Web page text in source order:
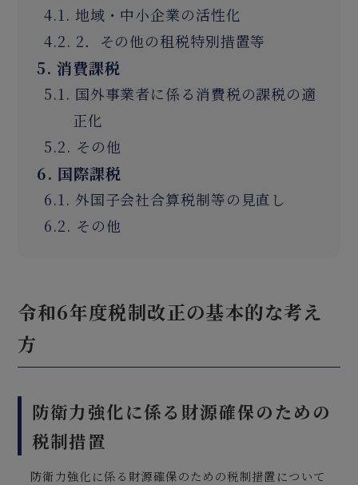
4.1. 地域・中小企業の活性化
4.2. 2．その他の租税特別措置等
5. 消費課税
5.1. 国外事業者に係る消費税の課税の適
正化
5.2. その他
6. 国際課税
6.1. 外国子会社合算税制等の見直し
6.2. その他
令和6年度税制改正の基本的な考え
方
防衛力強化に係る財源確保のための
税制措置
防衛力強化に係る財源確保のための税制措置について